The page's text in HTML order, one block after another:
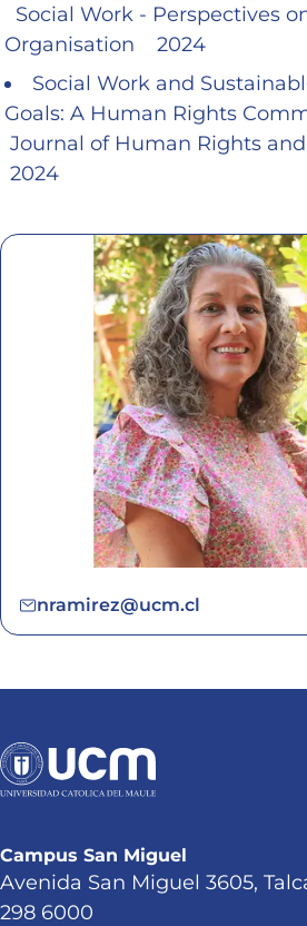
Social Work - Perspectives
Organisation 2024
Social Work and
Goals: A Human Rights
Journal of Human Rights
2024
nramirez@ucm.cl
Campus San Miguel
Avenida San Miguel 3605,
298 6000